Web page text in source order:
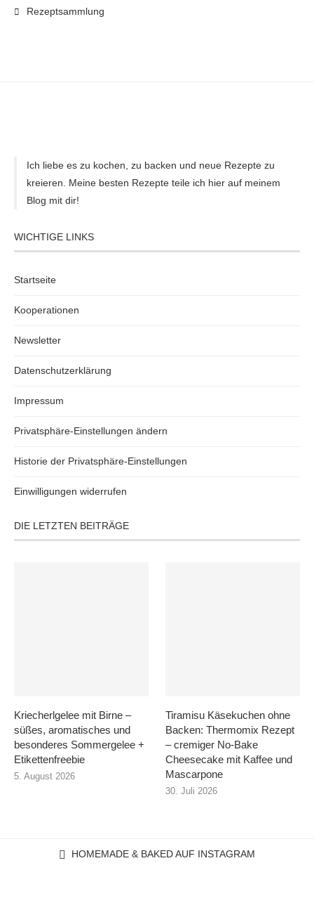
Rezeptsammlung
Ich liebe es zu kochen, zu backen und neue Rezepte zu
kreieren. Meine besten Rezepte teile ich hier auf meinem
Blog mit dir!
WICHTIGE LINKS
Startseite
Kooperationen
Newsletter
Datenschutzerklärung
Impressum
Privatsphäre-Einstellungen ändern
Historie der Privatsphäre-Einstellungen
Einwilligungen widerrufen
DIE LETZTEN BEITRÄGE
Kriecherlgelee mit Birne –
süßes, aromatisches und
besonderes Sommergelee +
Etikettenfreebie
5. August 2026
Tiramisu Käsekuchen ohne
Backen: Thermomix Rezept
– cremiger No-Bake
Cheesecake mit Kaffee und
Mascarpone
30. Juli 2026
HOMEMADE & BAKED AUF INSTAGRAM